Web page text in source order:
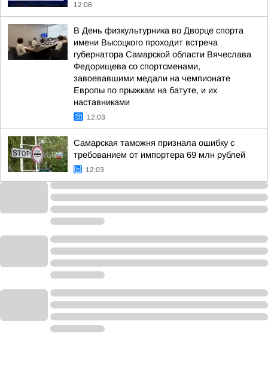
12:06
В День физкультурника во Дворце спорта
имени Высоцкого проходит встреча
губернатора Самарской области Вячеслава
Федорищева со спортсменами,
завоевавшими медали на чемпионате
Европы по прыжкам на батуте, и их
наставниками
12:03
Самарская таможня признала ошибку с
требованием от импортера 69 млн рублей
12:03